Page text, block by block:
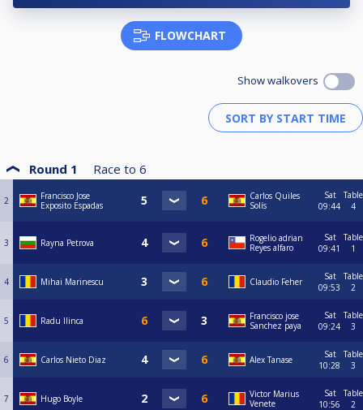
FLOWCHART
Show walkovers
Round 1 Race to 6
2
Francisco Jose
Exposito Espadas
Carlos Quiles
Solís
Sat
09:44
Table
4
3 Rayna Petrova
Rogelio adrian
Reyes alfaro
Sat
09:41
Table
1
4 Mihai Marinescu Claudio Feher
Sat
09:53
Table
2
5 Radu Ilinca
Francisco jose
Sanchez paya
Sat
09:24
Table
3
6 Carlos Nieto Diaz Alex Tanase
Sat
10:28
Table
3
7 Hugo Boyle
Victor Marius
Venete
Sat
10:56
Table
2